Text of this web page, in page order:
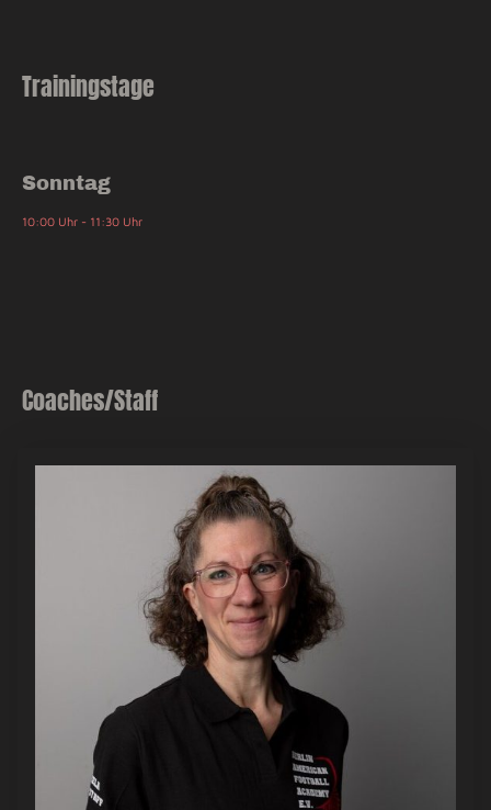
Trainingstage
Sonntag
10:00 Uhr - 11:30 Uhr
Coaches/Staff